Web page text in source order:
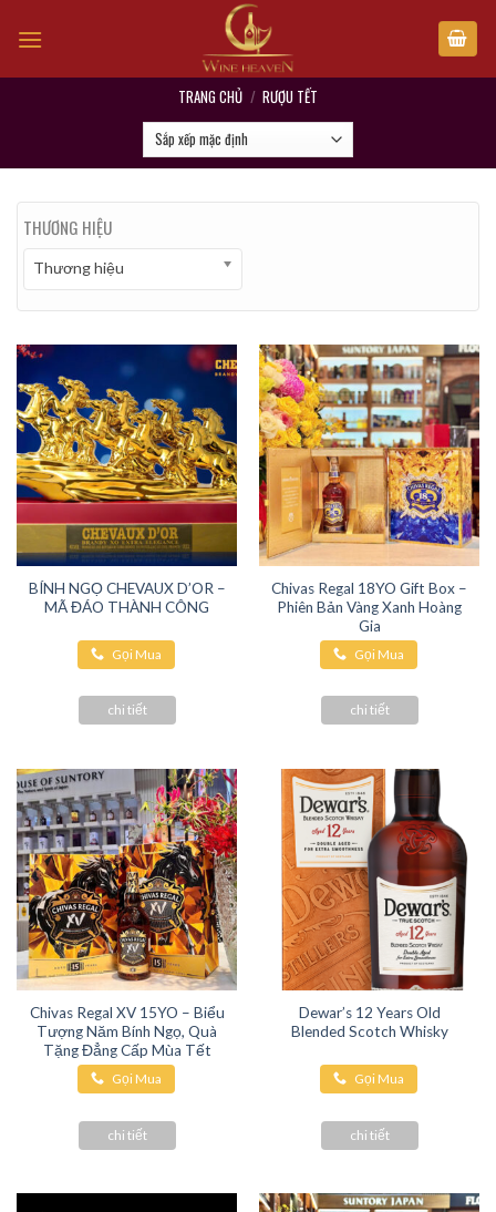
TRANG CHỦ / RƯỢU TẾT
THƯƠNG HIỆU
Thương hiệu
BÍNH NGỌ CHEVAUX D’OR –
MÃ ĐÁO THÀNH CÔNG
Gọi Mua
chi tiết
Chivas Regal 18YO Gift Box –
Phiên Bản Vàng Xanh Hoàng
Gia
Gọi Mua
chi tiết
Chivas Regal XV 15YO – Biểu
Tượng Năm Bính Ngọ, Quà
Tặng Đẳng Cấp Mùa Tết
Gọi Mua
chi tiết
Dewar’s 12 Years Old
Blended Scotch Whisky
Gọi Mua
chi tiết